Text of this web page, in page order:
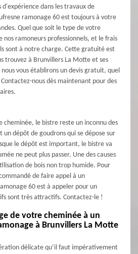
d'expérience dans les travaux de
ramonage 60 est toujours à votre
Quel que soit le type de votre
nos ramoneurs professionnels, et le frais
sont à notre charge. Cette gratuité est
trouvez à Brunvillers La Motte et ses
vous établirons un devis gratuit, quel
nous dès maintenant pour des
cheminée, le bistre reste un inconnu des
un dépôt de goudrons qui se dépose sur
le dépôt est important, le bistre va
ne peut plus passer. Une des causes
de bois non trop humide. Pour
de faire appel à un
60 est à appeler pour un
sont très attractifs. Contactez-le !
de votre cheminée à un
à Brunvillers La Motte
délicate qu’il faut impérativement